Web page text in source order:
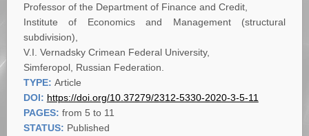
Professor of the Department of Finance and Credit,
Institute of Economics and Management (structural
subdivision),
V.I. Vernadsky Crimean Federal University,
Simferopol, Russian Federation.
TYPE: Article
DOI: https://doi.org/10.37279/2312-5330-2020-3-5-11
PAGES: from 5 to 11
STATUS: Published